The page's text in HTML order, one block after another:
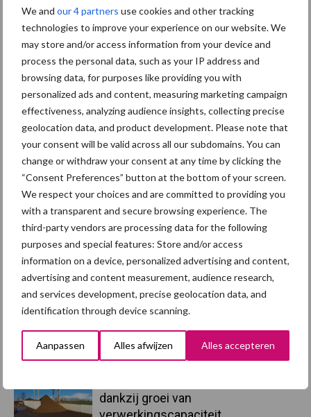
We and our 4 partners use cookies and other tracking
technologies to improve your experience on our website. We
may store and/or access information from your device and
process the personal data, such as your IP address and
browsing data, for purposes like providing you with
personalized ads and content, measuring marketing campaign
effectiveness, analyzing audience insights, collecting precise
geolocation data, and product development. Please note that
your consent will be valid across all our subdomains. You can
change or withdraw your consent at any time by clicking the
“Consent Preferences” button at the bottom of your screen.
We respect your choices and are committed to providing you
with a transparent and secure browsing experience. The
third-party vendors are processing data for the following
purposes and special features: Store and/or access
information on a device, personalized advertising and content,
advertising and content measurement, audience research,
and services development, precise geolocation data, and
identification through device scanning.
Aanpassen Alles afwijzen Alles accepteren
Primaire
Sidebar
Recent nieuws Partner nieuws
5 aug
“Vraag naar praktische
hygieneoplossingen is in Polen
groter dan ooit”
5 aug
Eliminatieprotocol voor
Mycoplasma hyopneumoniae
4 aug
AVP in Finland onderstreept dat
alertheid belangrijk is, zeker nu
dankzij groei van
Toon meer